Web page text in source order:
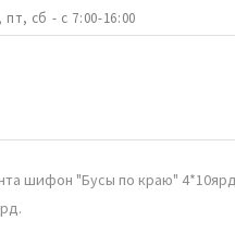
сб - с 7:00-16:00
шифон "Бусы по краю"